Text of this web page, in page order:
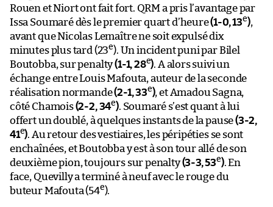
Rouen et Niort ont fait fort. QRM a pris l’avantage par
Issa Soumaré dès le premier quart d’heure(1-0, 13e),
avant que Nicolas Lemaître ne soit expulsé dix
minutes plus tard (23e). Un incident puni par Bilel
Boutobba, sur penalty(1-1, 28e). A alors suivi un
échange entre Louis Mafouta, auteur de la seconde
réalisation normande(2-1, 33e), et Amadou Sagna,
côté Chamois(2-2, 34e). Soumaré s’est quant à lui
offert un doublé, à quelques instants de la pause(3-2,
41e). Au retour des vestiaires, les péripéties se sont
enchaînées, et Boutobba y est à son tour allé de son
deuxième pion, toujours sur penalty(3-3, 53e). En
face, Quevilly a terminé à neuf avec le rouge du
buteur Mafouta (54e).